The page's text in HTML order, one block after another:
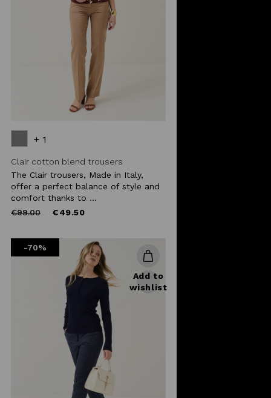
+ 1
Clair cotton blend trousers
The Clair trousers, Made in Italy,
offer a perfect balance of style and
comfort thanks to ...
Price
€99.00to €49.50
-70%
Add to
wishlist